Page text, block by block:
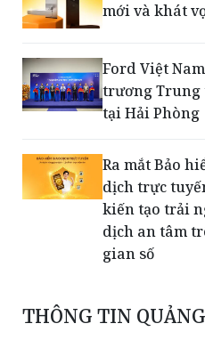
mới và khát
Ford Việt
trương Trung
tại Hải Phòng
Ra mắt Bảo
dịch trực
kiến tạo trải
dịch an tâm
gian số
Dấu mốc
lực vận hành
THÔNG TIN